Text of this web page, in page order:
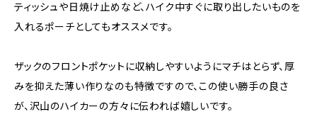
ティッシュや日焼け止めなど、ハイク中すぐに取り出したいものを
入れるポーチとしてもオススメです。
ザックのフロントポケットに収納しやすいようにマチはとらず、厚
みを抑えた薄い作りなのも特徴ですので、この使い勝手の良さ
が、沢山のハイカーの方々に伝われば嬉しいです。